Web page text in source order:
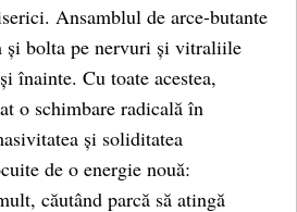
Ansamblul de arce-butante
și bolta pe nervuri și vitraliile
înainte. Cu toate acestea,
o schimbare radicală în
și soliditatea
de o energie nouă:
căutând parcă să atingă